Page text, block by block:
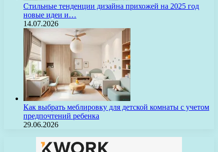
Стильные тенденции дизайна прихожей на 2025 год
новые идеи и…
14.07.2026
Как выбрать меблировку для детской комнаты с учетом
предпочтений ребенка
29.06.2026